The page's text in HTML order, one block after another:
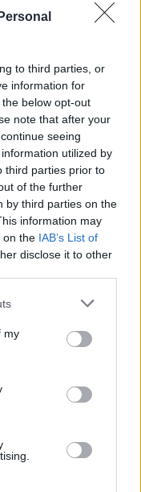
to third parties, or
information for
below opt-out
note that after your
seeing
utilized by
third parties prior to
of the further
by third parties on the
information may
on the IAB’s List of
disclose it to other
my
Miért
is a
szerint a
és
vetett